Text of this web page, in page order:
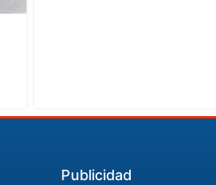
Publicidad